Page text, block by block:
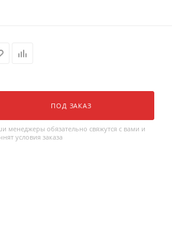
ПОД ЗАКАЗ
менеджеры обязательно свяжутся с вами и
условия заказа